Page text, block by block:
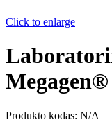
Click to enlarge
Produkto kodas: N/A